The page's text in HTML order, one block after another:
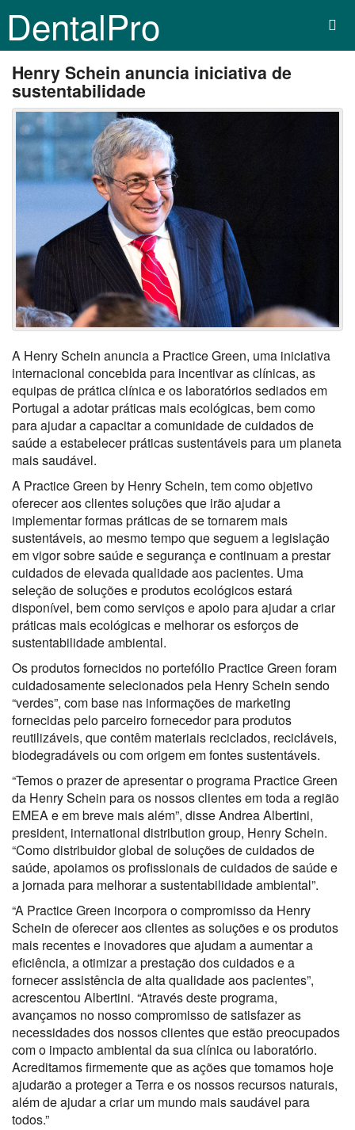
DentalPro
Henry Schein anuncia iniciativa de
sustentabilidade
A Henry Schein anuncia a Practice Green, uma iniciativa
internacional concebida para incentivar as clínicas, as
equipas de prática clínica e os laboratórios sediados em
Portugal a adotar práticas mais ecológicas, bem como
para ajudar a capacitar a comunidade de cuidados de
saúde a estabelecer práticas sustentáveis para um planeta
mais saudável.
A Practice Green by Henry Schein, tem como objetivo
oferecer aos clientes soluções que irão ajudar a
implementar formas práticas de se tornarem mais
sustentáveis, ao mesmo tempo que seguem a legislação
em vigor sobre saúde e segurança e continuam a prestar
cuidados de elevada qualidade aos pacientes. Uma
seleção de soluções e produtos ecológicos estará
disponível, bem como serviços e apoio para ajudar a criar
práticas mais ecológicas e melhorar os esforços de
sustentabilidade ambiental.
Os produtos fornecidos no portefólio Practice Green foram
cuidadosamente selecionados pela Henry Schein sendo
“verdes”, com base nas informações de marketing
fornecidas pelo parceiro fornecedor para produtos
reutilizáveis, que contêm materiais reciclados, recicláveis,
biodegradáveis ou com origem em fontes sustentáveis.
“Temos o prazer de apresentar o programa Practice Green
da Henry Schein para os nossos clientes em toda a região
EMEA e em breve mais além”, disse Andrea Albertini,
president, international distribution group, Henry Schein.
“Como distribuidor global de soluções de cuidados de
saúde, apoiamos os profissionais de cuidados de saúde e
a jornada para melhorar a sustentabilidade ambiental”.
“A Practice Green incorpora o compromisso da Henry
Schein de oferecer aos clientes as soluções e os produtos
mais recentes e inovadores que ajudam a aumentar a
eficiência, a otimizar a prestação dos cuidados e a
fornecer assistência de alta qualidade aos pacientes”,
acrescentou Albertini. “Através deste programa,
avançamos no nosso compromisso de satisfazer as
necessidades dos nossos clientes que estão preocupados
com o impacto ambiental da sua clínica ou laboratório.
Acreditamos firmemente que as ações que tomamos hoje
ajudarão a proteger a Terra e os nossos recursos naturais,
além de ajudar a criar um mundo mais saudável para
todos.”